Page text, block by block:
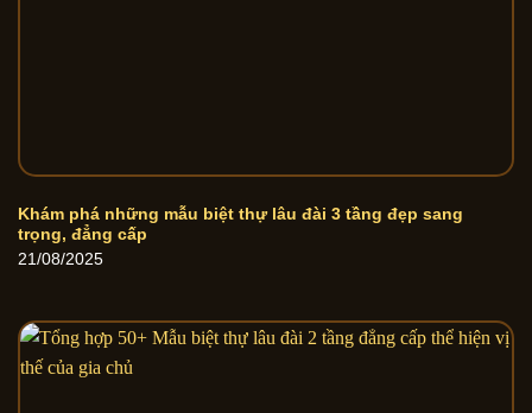
Khám phá những mẫu biệt thự lâu đài 3 tầng đẹp sang
trọng, đẳng cấp
21/08/2025